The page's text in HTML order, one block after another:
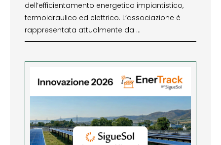
dell’efficientamento energetico impiantistico,
termoidraulico ed elettrico. L’associazione è
rappresentata attualmente da …